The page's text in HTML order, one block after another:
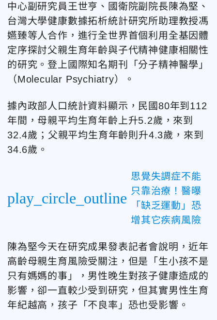
中心副研究員王世亨、國衛院副院長陳為堅、
台灣大學健康數據拓析統計研究所助理教授馮
嬿臻等人合作，進行全世界首個利用全基因體
定序探討父親生育年齡與子代精神健康相關性
的研究。登上國際知名期刊「分子精神醫學」
（Molecular Psychiatry）。
據內政部人口統計資料顯示，民國80年到112
年間，母親平均生育年齡上升5.2歲，來到
32.4歲；父親平均生育年齡則升4.3歲，來到
34.6歲。
play_circle_outline
思覺失調症不能
只靠治療！醫曝
「缺乏運動」恐
增其它疾病風險
陳為堅今天在研究成果發表記者會說明，近年
高齡母親生育風險受關注，但是「生小孩不是
只有媽媽的事」，男性晚生對孩子健康造成的
影響，卻一直較少受到研究，但其實男性生育
年紀越高，孩子「不良率」恐也受影響。